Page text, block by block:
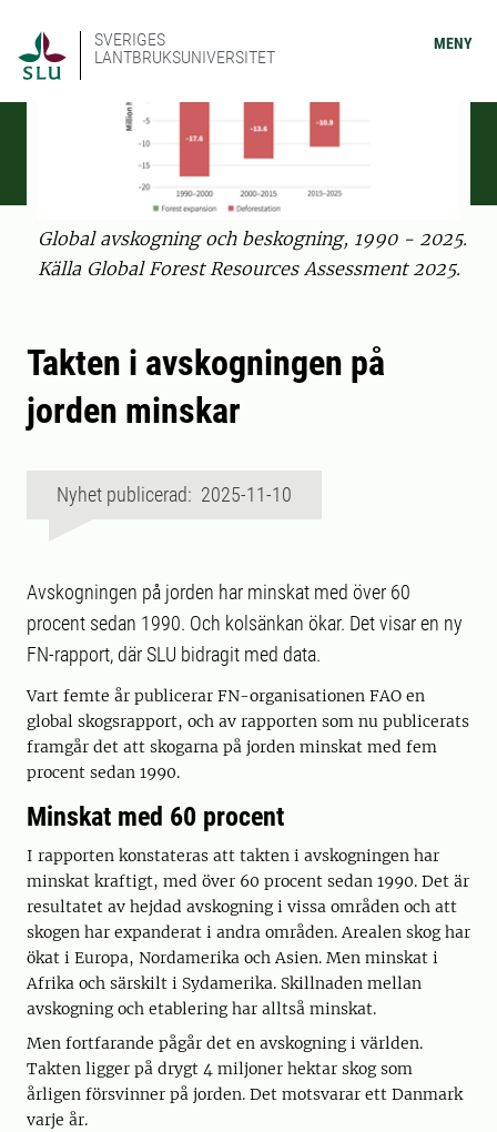
SVERIGES
LANTBRUKSUNIVERSITET
MENY
Global avskogning och beskogning, 1990 - 2025.
Källa Global Forest Resources Assessment 2025.
Takten i avskogningen på
jorden minskar
Nyhet publicerad: 2025-11-10
Avskogningen på jorden har minskat med över 60
procent sedan 1990. Och kolsänkan ökar. Det visar en ny
FN-rapport, där SLU bidragit med data.
Vart femte år publicerar FN-organisationen FAO en
global skogsrapport, och av rapporten som nu publicerats
framgår det att skogarna på jorden minskat med fem
procent sedan 1990.
Minskat med 60 procent
I rapporten konstateras att takten i avskogningen har
minskat kraftigt, med över 60 procent sedan 1990. Det är
resultatet av hejdad avskogning i vissa områden och att
skogen har expanderat i andra områden. Arealen skog har
ökat i Europa, Nordamerika och Asien. Men minskat i
Afrika och särskilt i Sydamerika. Skillnaden mellan
avskogning och etablering har alltså minskat.
Men fortfarande pågår det en avskogning i världen.
Takten ligger på drygt 4 miljoner hektar skog som
årligen försvinner på jorden. Det motsvarar ett Danmark
varje år.